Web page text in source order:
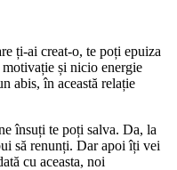
ți-ai creat-o, te poți epuiza
și nicio energie
abis, în această relație
însuți te poți salva. Da, la
să renunți. Dar apoi îți vei
cu aceasta, noi